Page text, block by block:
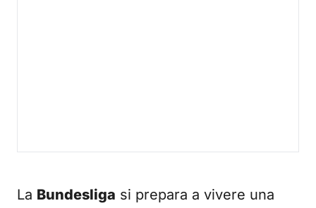
La Bundesliga si prepara a vivere una